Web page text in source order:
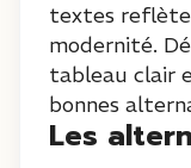
textes
modernité.
tableau clair
bonnes
Les